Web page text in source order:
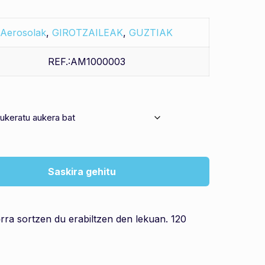
Aerosolak, GIROTZAILEAK, GUZTIAK
REF.:AM1000003
Saskira gehitu
sortzen du erabiltzen den lekuan. 120